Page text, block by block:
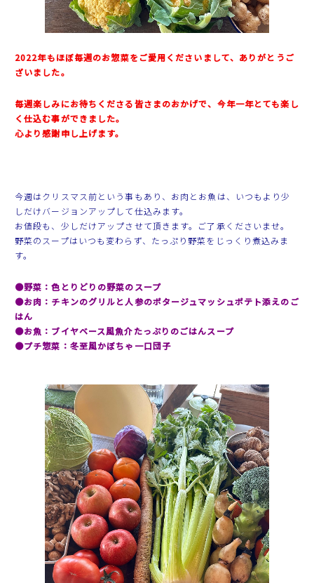
2022年もほぼ毎週のお惣菜をご愛用くださいまして、ありがとうご
ざいました。
毎週楽しみにお待ちくださる皆さまのおかげで、今年一年とても楽し
く仕込む事ができました。
心より感謝申し上げます。
今週はクリスマス前という事もあり、お肉とお魚は、いつもより少
しだけバージョンアップして仕込みます。
お値段も、少しだけアップさせて頂きます。ご了承くださいませ。
野菜のスープはいつも変わらず、たっぷり野菜をじっくり煮込みま
す。
●野菜：色とりどりの野菜のスープ
●お肉：チキンのグリルと人参のポタージュマッシュポテト添えのご
はん
●お魚：ブイヤベース風魚介たっぷりのごはんスープ
●プチ惣菜：冬至風かぼちゃ一口団子